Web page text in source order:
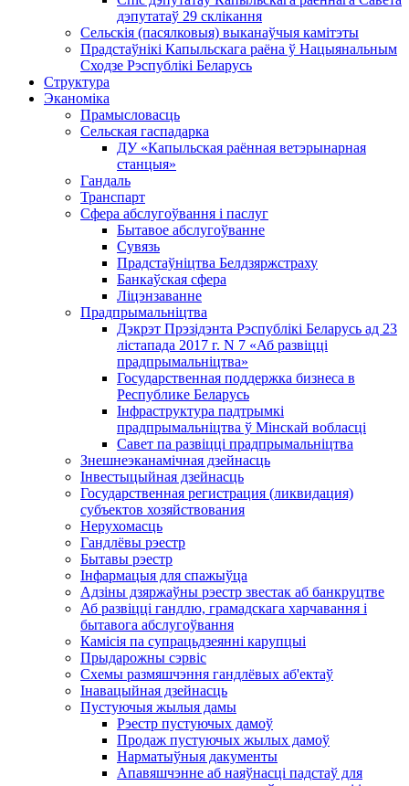
дэпутатаў 29 склікання
Сельскія (пасялковыя) выканаўчыя камітэты
Прадстаўнікі Капыльскага раёна ў Нацыянальным
Сходзе Рэспублікі Беларусь
Структура
Эканоміка
Прамысловасць
Сельская гаспадарка
ДУ «Капыльская раённая ветэрынарная
станцыя»
Гандаль
Транспарт
Сфера абслугоўвання і паслуг
Бытавое абслугоўванне
Сувязь
Прадстаўніцтва Белдзяржстраху
Банкаўская сфера
Ліцэнзаванне
Прадпрымальніцтва
Дэкрэт Прэзідэнта Рэспублікі Беларусь ад 23
лістапада 2017 г. N 7 «Аб развіцці
прадпрымальніцтва»
Государственная поддержка бизнеса в
Республике Беларусь
Інфраструктура падтрымкі
прадпрымальніцтва ў Мінскай вобласці
Савет па развіцці прадпрымальніцтва
Знешнеэканамічная дзейнасць
Інвестыцыйная дзейнасць
Государственная регистрация (ликвидация)
субъектов хозяйствования
Нерухомасць
Гандлёвы рэестр
Бытавы рэестр
Інфармацыя для спажыўца
Адзіны дзяржаўны рэестр звестак аб банкруцтве
Аб развіцці гандлю, грамадскага харчавання і
бытавога абслугоўвання
Камісія па супрацьдзеянні карупцыі
Прыдарожны сэрвіс
Схемы размяшчэння гандлёвых аб'ектаў
Інавацыйная дзейнасць
Пустуючыя жылыя дамы
Рэестр пустуючых дамоў
Продаж пустуючых жылых дамоў
Нарматыўныя дакументы
Апавяшчэнне аб наяўнасці падстаў для